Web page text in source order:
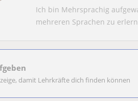
Ich bin Mehrsprachig
mehreren Sprachen zu
damit Lehrkräfte dich finden können